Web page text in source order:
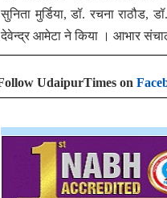
सुनिता मुर्डिया, डॉ. रचना
देवेन्द्र आमेटा ने किया । आभार
UdaipurTimes on